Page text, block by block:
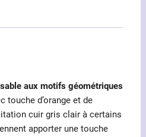
aux motifs géométriques
touche d’orange et de
cuir gris clair à certains
apporter une touche